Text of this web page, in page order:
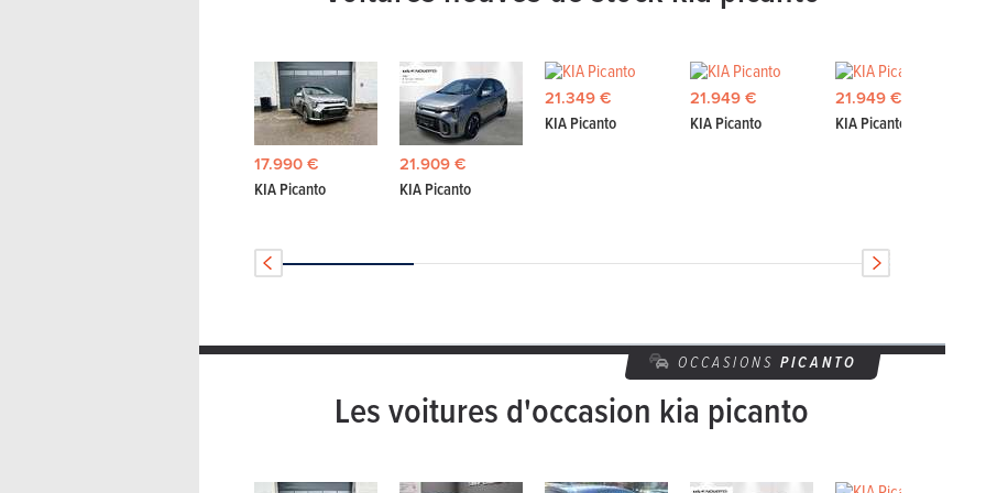
17.990 €
KIA Picanto
21.909 €
KIA Picanto
21.349 €
KIA Picanto
21.949 €
KIA Picanto
21.949 €
KIA Picanto
OCCASIONS PICANTO
Les voitures d'occasion kia picanto